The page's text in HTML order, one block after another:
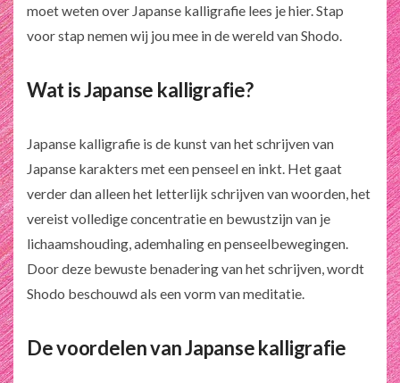
moet weten over Japanse kalligrafie lees je hier. Stap
voor stap nemen wij jou mee in de wereld van Shodo.
Wat is Japanse kalligrafie?
Japanse kalligrafie is de kunst van het schrijven van
Japanse karakters met een penseel en inkt. Het gaat
verder dan alleen het letterlijk schrijven van woorden, het
vereist volledige concentratie en bewustzijn van je
lichaamshouding, ademhaling en penseelbewegingen.
Door deze bewuste benadering van het schrijven, wordt
Shodo beschouwd als een vorm van meditatie.
De voordelen van Japanse kalligrafie